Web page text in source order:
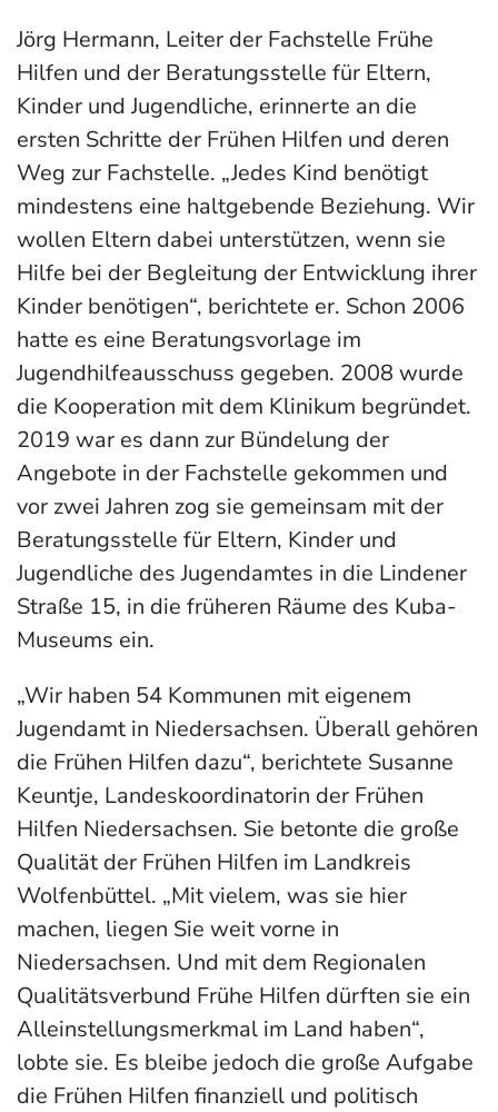
Jörg Hermann, Leiter der Fachstelle Frühe
Hilfen und der Beratungsstelle für Eltern,
Kinder und Jugendliche, erinnerte an die
ersten Schritte der Frühen Hilfen und deren
Weg zur Fachstelle. „Jedes Kind benötigt
mindestens eine haltgebende Beziehung. Wir
wollen Eltern dabei unterstützen, wenn sie
Hilfe bei der Begleitung der Entwicklung ihrer
Kinder benötigen“, berichtete er. Schon 2006
hatte es eine Beratungsvorlage im
Jugendhilfeausschuss gegeben. 2008 wurde
die Kooperation mit dem Klinikum begründet.
2019 war es dann zur Bündelung der
Angebote in der Fachstelle gekommen und
vor zwei Jahren zog sie gemeinsam mit der
Beratungsstelle für Eltern, Kinder und
Jugendliche des Jugendamtes in die Lindener
Straße 15, in die früheren Räume des Kuba-
Museums ein.
„Wir haben 54 Kommunen mit eigenem
Jugendamt in Niedersachsen. Überall gehören
die Frühen Hilfen dazu“, berichtete Susanne
Keuntje, Landeskoordinatorin der Frühen
Hilfen Niedersachsen. Sie betonte die große
Qualität der Frühen Hilfen im Landkreis
Wolfenbüttel. „Mit vielem, was sie hier
machen, liegen Sie weit vorne in
Niedersachsen. Und mit dem Regionalen
Qualitätsverbund Frühe Hilfen dürften sie ein
Alleinstellungsmerkmal im Land haben“,
lobte sie. Es bleibe jedoch die große Aufgabe
die Frühen Hilfen finanziell und politisch